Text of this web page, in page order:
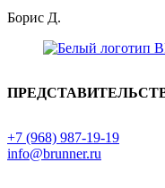
Борис Д.
+7 (968) 987-19-19
info@brunner.ru